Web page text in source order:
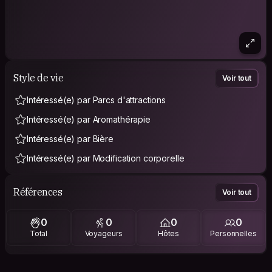
Style de vie Voir tout
Intéressé(e) par Parcs d'attractions
Intéressé(e) par Aromathérapie
Intéressé(e) par Bière
Intéressé(e) par Modification corporelle
Références Voir tout
0
Total
0
Voyageurs
0
Hôtes
0
Personnelles